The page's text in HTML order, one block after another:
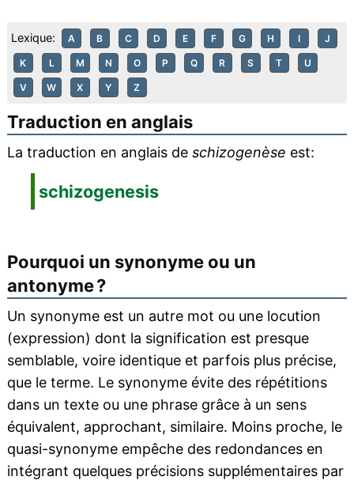
Lexique: A B C D E F G H I J
K L M N O P Q R S T U
V W X Y Z
Traduction en anglais
La traduction en anglais de schizogenèse est:
schizogenesis
Pourquoi un synonyme ou un
antonyme ?
Un synonyme est un autre mot ou une locution
(expression) dont la signification est presque
semblable, voire identique et parfois plus précise,
que le terme. Le synonyme évite des répétitions
dans un texte ou une phrase grâce à un sens
équivalent, approchant, similaire. Moins proche, le
quasi-synonyme empêche des redondances en
intégrant quelques précisions supplémentaires par